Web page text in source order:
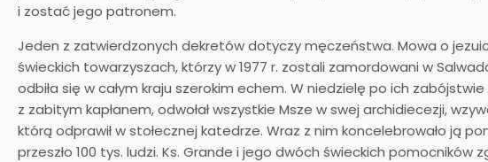
i zostać jego patronem.
Jeden z zatwierdzonych dekretów dotyczy męczeństwa. Mowa o
świeckich towarzyszach, którzy w 1977 r. zostali zamordowani w
odbiła się w całym kraju szerokim echem. W niedzielę po ich
z zabitym kapłanem, odwołał wszystkie Msze w swej archidiecezji,
którą odprawił w stołecznej katedrze. Wraz z nim koncelebrowało ją
przeszło 100 tys. ludzi. Ks. Grande i jego dwóch świeckich pomocników